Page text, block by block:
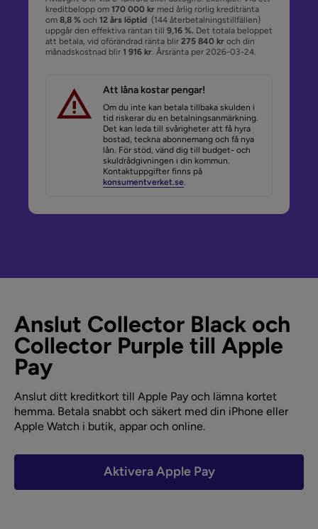
kreditbelopp om 170 000 kr med årlig rörlig kreditränta
om 8,8 % och 12 års löptid (144 återbetalningstillfällen)
uppgår den effektiva räntan till 9,16 %. Det totala beloppet
att betala, vid oförändrad ränta blir 275 840 kr och din
månadskostnad blir 1 916 kr . Årsränta per 2026-03-24.
Att låna kostar pengar!
Om du inte kan betala tillbaka skulden i
tid riskerar du en betalningsanmärkning.
Det kan leda till svårigheter att få hyra
bostad, teckna abonnemang och få nya
lån. För stöd, vänd dig till budget- och
skuldrådgivningen i din kommun.
Kontaktuppgifter finns på
konsumentverket.se
Anslut Collector Black och
Collector Purple till Apple
Pay
Anslut ditt kreditkort till Apple Pay och lämna kortet
hemma. Betala snabbt och säkert med din iPhone eller
Apple Watch i butik, appar och online.
Aktivera Apple Pay